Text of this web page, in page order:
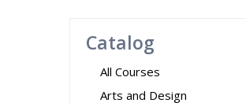
Catalog
All Courses
Arts and Design